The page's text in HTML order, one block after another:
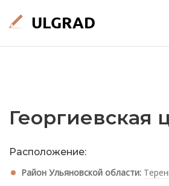
Георгиевская
Расположение:
Район Ульяновской области: